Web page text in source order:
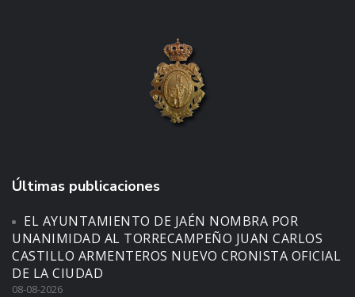
Últimas publicaciones
EL AYUNTAMIENTO DE JAÉN NOMBRA POR
UNANIMIDAD AL TORRECAMPEÑO JUAN CARLOS
CASTILLO ARMENTEROS NUEVO CRONISTA OFICIAL
DE LA CIUDAD
08-08-2026